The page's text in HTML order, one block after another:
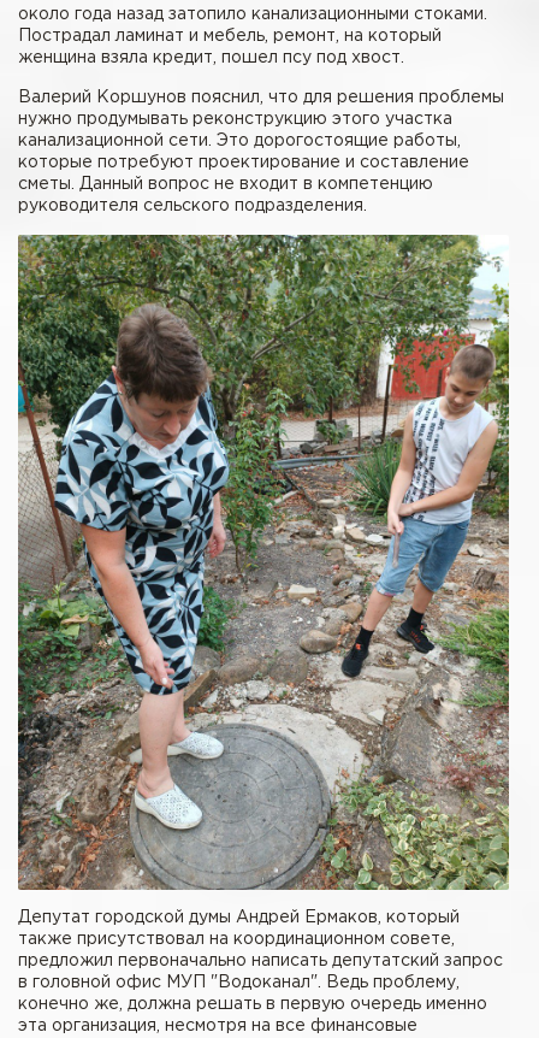
около года назад затопило канализационными стоками.
Пострадал ламинат и мебель, ремонт, на который
женщина взяла кредит, пошел псу под хвост.
Валерий Коршунов пояснил, что для решения проблемы
нужно продумывать реконструкцию этого участка
канализационной сети. Это дорогостоящие работы,
которые потребуют проектирование и составление
сметы. Данный вопрос не входит в компетенцию
руководителя сельского подразделения.
Депутат городской думы Андрей Ермаков, который
также присутствовал на координационном совете,
предложил первоначально написать депутатский запрос
в головной офис МУП "Водоканал". Ведь проблему,
конечно же, должна решать в первую очередь именно
эта организация, несмотря на все финансовые